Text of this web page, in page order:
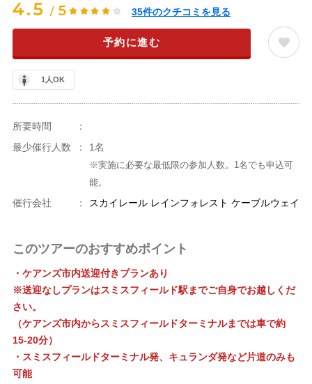
4.5 / 5 35件のクチコミを見る
予約に進む
1人OK
所要時間
：
最少催行人数
： 1名
※実施に必要な最低限の参加人数。1名でも申込可
能。
催行会社 ： スカイレール レインフォレスト ケーブルウェイ
このツアーのおすすめポイント
・ケアンズ市内送迎付きプランあり
※送迎なしプランはスミスフィールド駅までご自身でお越しくだ
さい。
（ケアンズ市内からスミスフィールドターミナルまでは車で約
15-20分）
・スミスフィールドターミナル発、キュランダ発など片道のみも
可能